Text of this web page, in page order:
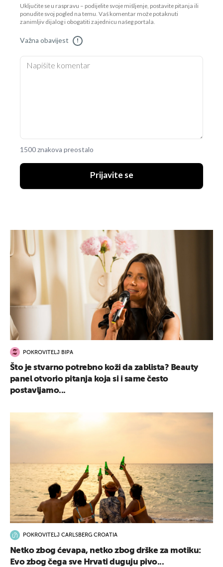
Uključite se u raspravu – podijelite svoje mišljenje, postavite pitanja ili
ponudite svoj pogled na temu. Vaš komentar može potaknuti
zanimljiv dijalog i obogatiti zajednicu našeg portala.
Važna obavijest !
1500 znakova preostalo
Prijavite se
POKROVITELJ BIPA
Što je stvarno potrebno koži da zablista? Beauty
panel otvorio pitanja koja si i same često
postavljamo...
POKROVITELJ CARLSBERG CROATIA
Netko zbog ćevapa, netko zbog drške za motiku:
Evo zbog čega sve Hrvati duguju pivo...